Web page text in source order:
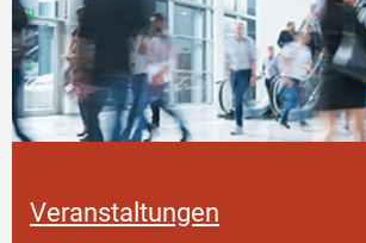
Veranstaltungen